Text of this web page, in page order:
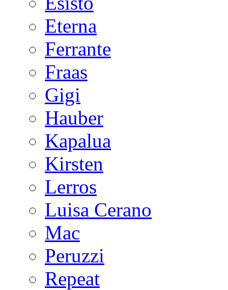
Eterna
Ferrante
Fraas
Gigi
Hauber
Kapalua
Kirsten
Lerros
Luisa Cerano
Mac
Peruzzi
Repeat